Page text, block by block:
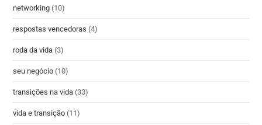
networking (10)
respostas vencedoras (4)
roda da vida (3)
seu negócio (10)
transições na vida (33)
vida e transição (11)